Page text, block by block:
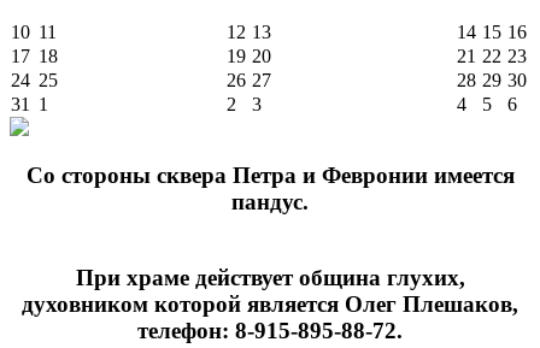
10 11 12 13 14 15 16
17 18 19 20 21 22 23
24 25 26 27 28 29 30
31
1 2 3 4 5 6
Cо стороны сквера Петра и Февронии имеется
пандус.
При храме действует община глухих,
духовником которой является Олег Плешаков,
телефон: 8-915-895-88-72.